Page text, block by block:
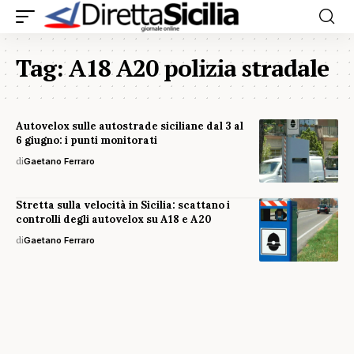
Tag:A18 A20 polizia stradale
Autovelox sulle autostrade siciliane dal 3 al
6 giugno: i punti monitorati
diGaetano Ferraro
Stretta sulla velocità in Sicilia: scattano i
controlli degli autovelox su A18 e A20
diGaetano Ferraro